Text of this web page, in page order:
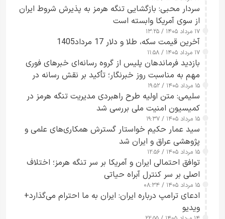
سردار محبی: بازگشایی تنگه هرمز به پذیرش شروط ایران
از سوی آمریکا وابسته است
۱۷ مرداد ۱۴۰۵ / ۱۳:۲۵
آخرین قیمت سکه، طلا و دلار 17 مرداد1405
۱۷ مرداد ۱۴۰۵ / ۱۱:۵۸
بازدید فرماندهان پلیس از گروه رسانه‌ای خبرهای فوری
مهم به مناسبت روز خبرنگار؛ تأکید بر نقش رسانه در
تقویت امنیت و اعتماد عمومی
۱۵ مرداد ۱۴۰۵ / ۱۹:۵۲
سلیمی: متن اولیه طرح راهبردی مدیریت تنگه هرمز در
کمیسیون امنیت ملی بررسی شد
۱۵ مرداد ۱۴۰۵ / ۱۹:۳۷
سید عمار حکیم خواستار گسترش همکاری‌های علمی و
پژوهشی عراق و ایران شد
۱۵ مرداد ۱۴۰۵ / ۱۲:۵۶
توافق احتمالی ایران و آمریکا بر سر تنگه هرمز؛ اختلاف
اصلی بر سر کنترل آبراه حیاتی
۱۵ مرداد ۱۴۰۵ / ۰۸:۳۴
ادعای ترامپ درباره ایران: ایران به ما احترام می‌گذارد+
ویدیو